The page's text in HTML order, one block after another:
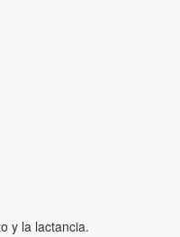
y la lactancia.